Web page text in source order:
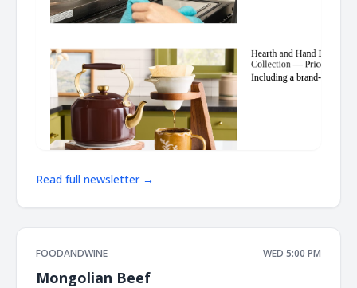
Read full newsletter →
FOODANDWINE WED 5:00 PM
Mongolian Beef